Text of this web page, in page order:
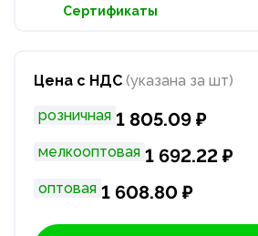
Сертификаты
Цена с НДС (указана за шт)
розничная 1 805.09 ₽
мелкооптовая 1 692.22 ₽
оптовая 1 608.80 ₽